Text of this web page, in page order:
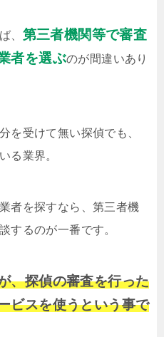
、 第三者機関等で審査
者を選ぶのが間違いあり
を受けて無い探偵でも、
る業界。
者を探すなら、第三者機
するのが一番です。
、探偵の審査を行った
ビスを使うという事で